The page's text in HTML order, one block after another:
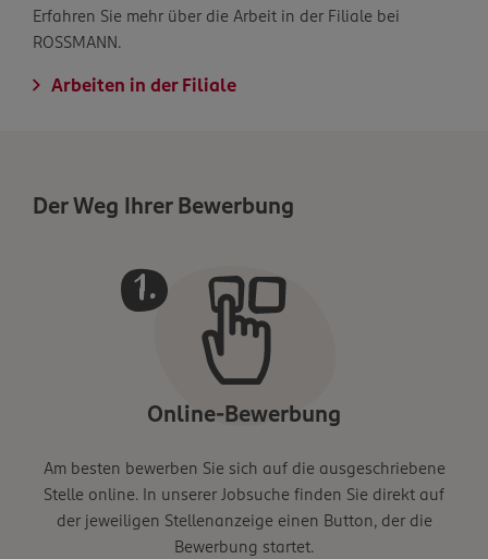
Erfahren Sie mehr über die Arbeit in der Filiale bei
ROSSMANN.
Arbeiten in der Filiale
Der Weg Ihrer Bewerbung
Online-Bewerbung
Am besten bewerben Sie sich auf die ausgeschriebene
Stelle online. In unserer Jobsuche finden Sie direkt auf
der jeweiligen Stellenanzeige einen Button, der die
Bewerbung startet.